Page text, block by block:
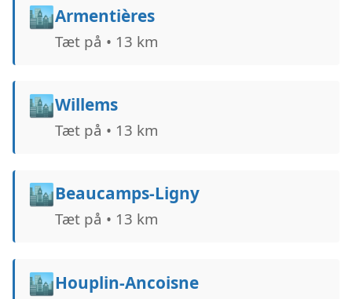
🏙️Armentières
Tæt på • 13 km
🏙️Willems
Tæt på • 13 km
🏙️Beaucamps-Ligny
Tæt på • 13 km
🏙️Houplin-Ancoisne